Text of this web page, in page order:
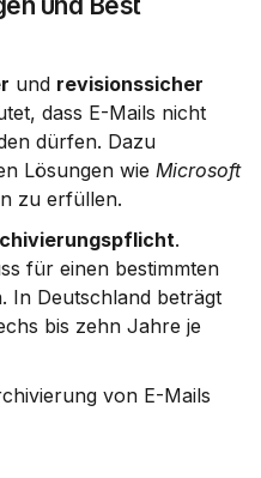
und revisionssicher
dass E-Mails nicht
dürfen. Dazu
Lösungen wie Microsoft
zu erfüllen.
.
für einen bestimmten
In Deutschland beträgt
bis zehn Jahre je
von E-Mails